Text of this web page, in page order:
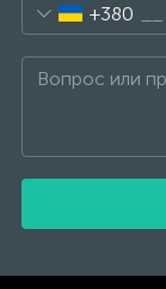
+380